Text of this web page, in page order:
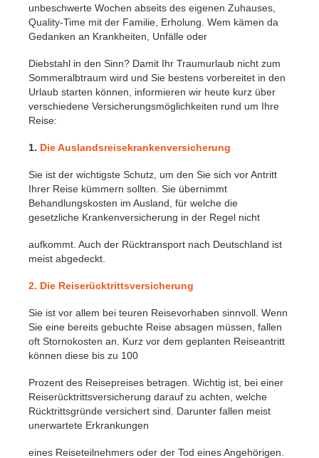
unbeschwerte Wochen abseits des eigenen Zuhauses,
Quality-Time mit der Familie, Erholung. Wem kämen da
Gedanken an Krankheiten, Unfälle oder
Diebstahl in den Sinn? Damit Ihr Traumurlaub nicht zum
Sommeralbtraum wird und Sie bestens vorbereitet in den
Urlaub starten können, informieren wir heute kurz über
verschiedene Versicherungsmöglichkeiten rund um Ihre
Reise:
1. Die Auslandsreisekrankenversicherung
Sie ist der wichtigste Schutz, um den Sie sich vor Antritt
Ihrer Reise kümmern sollten. Sie übernimmt
Behandlungskosten im Ausland, für welche die
gesetzliche Krankenversicherung in der Regel nicht
aufkommt. Auch der Rücktransport nach Deutschland ist
meist abgedeckt.
2. Die Reiserücktrittsversicherung
Sie ist vor allem bei teuren Reisevorhaben sinnvoll. Wenn
Sie eine bereits gebuchte Reise absagen müssen, fallen
oft Stornokosten an. Kurz vor dem geplanten Reiseantritt
können diese bis zu 100
Prozent des Reisepreises betragen. Wichtig ist, bei einer
Reiserücktrittsversicherung darauf zu achten, welche
Rücktrittsgründe versichert sind. Darunter fallen meist
unerwartete Erkrankungen
eines Reiseteilnehmers oder der Tod eines Angehörigen.